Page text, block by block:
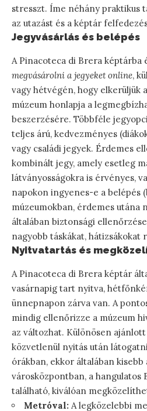
stresszt. Íme néhány praktikus
az utazást és a képtár
Jegyvásárlás és belépés
A Pinacoteca di Brera képtárba
megvásárolni a jegyeket online,
vagy hétvégén, hogy elkerüljük
múzeum honlapja a
beszerzésére. Többféle
teljes árú, kedvezményes
vagy családi jegyek. Érdemes
kombinált jegy, amely esetleg
látványosságokra is érvényes,
napokon ingyenes-e a belépés
múzeumokban, érdemes utána
általában biztonsági
nagyobb táskákat, hátizsákokat
Nyitvatartás és
A Pinacoteca di Brera képtár
vasárnapig tart nyitva,
ünnepnapon zárva van. A
mindig ellenőrizze a múzeum
az változhat. Különösen ajánlott
közvetlenül nyitás után
órákban, ekkor általában
városközpontban, a hangulatos
található, kiválóan
Metróval: A legközelebbi